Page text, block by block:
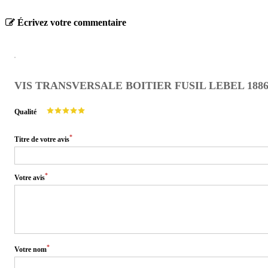
Écrivez votre commentaire
VIS TRANSVERSALE BOITIER FUSIL LEBEL
Qualité
Titre de votre avis*
Votre avis*
Votre nom*